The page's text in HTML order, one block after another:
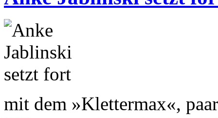
mit dem »Klettermax«,